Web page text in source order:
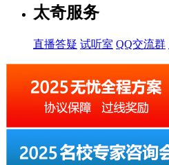
太奇服务
直播答疑 试听室 QQ交流群